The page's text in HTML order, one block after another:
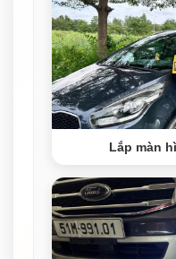
Lắp màn